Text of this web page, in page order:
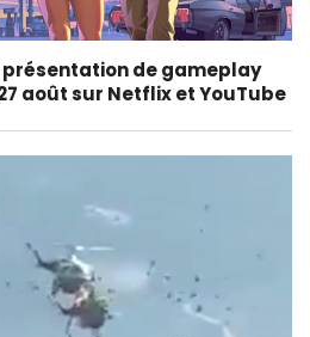
présentation de gameplay
août sur Netflix et YouTube